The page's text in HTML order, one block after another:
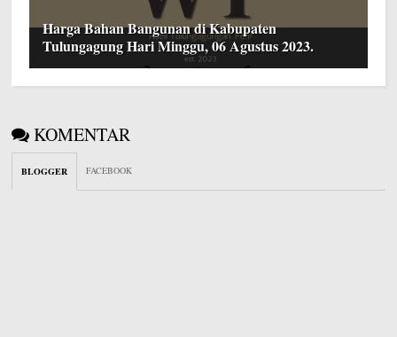
Harga Bahan Bangunan di Kabupaten
Tulungagung Hari Minggu, 06 Agustus 2023.
KOMENTAR
BLOGGER FACEBOOK